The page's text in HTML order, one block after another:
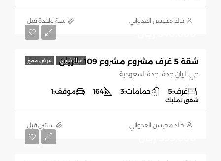
خالد محيسن العدواني ‏سنة واحدة قبل
افراغ فوري عرض مميز شقة 5 غرف مشروع مشروع 109- الريان
حي الريان جدة، جدة السعودية
غرف:5 حمامات:3
164 موقف:1
شقق تمليك
خالد محيسن العدواني ‏سنتين قبل